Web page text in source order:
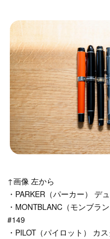
↑画像 左から
・PARKER（パーカー） デ
・MONTBLANC（モンブラ
#149
・PILOT（パイロット） カ